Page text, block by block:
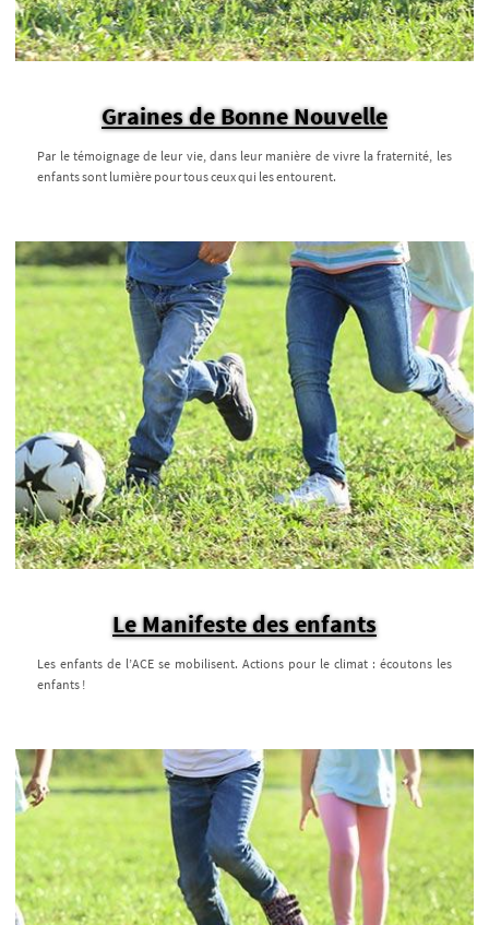
Graines de Bonne Nouvelle
Par le témoignage de leur vie, dans leur manière de vivre la fraternité, les
enfants sont lumière pour tous ceux qui les entourent.
Le Manifeste des enfants
Les enfants de l’ACE se mobilisent. Actions pour le climat : écoutons les
enfants !